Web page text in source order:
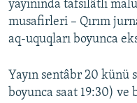
yayınında tafsilâtlı
musafirleri – Qırım
aq-uquqları boyunca
Yayın sentâbr 20 künü
boyunca saat 19:30) ve